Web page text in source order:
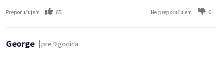
Preporučujem 65 Ne preporučujem 6
George pre 9 godina